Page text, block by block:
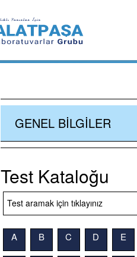
GENEL BILGILER
Test Kataloğu
A B C D E